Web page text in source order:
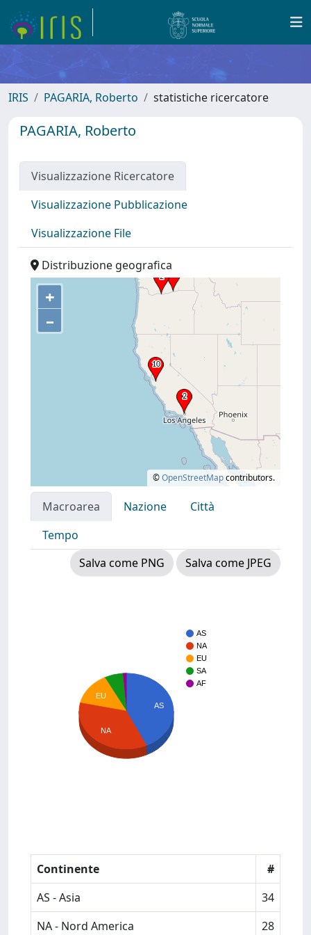
IRIS PAGARIA, Roberto statistiche ricercatore
PAGARIA, Roberto
Visualizzazione Ricercatore
Visualizzazione Pubblicazione
Visualizzazione File
Distribuzione geografica
+
–
©OpenStreetMapcontributors.
Macroarea Nazione
Città
Tempo
Salva come PNG
Salva come JPEG
AS
NA
EU
SA
AF
AS
EU
NA
Continente
#
AS - Asia
34
NA - Nord America
28